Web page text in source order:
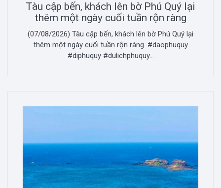
Tàu cập bến, khách lên bờ Phú Quý lại
thêm một ngày cuối tuần rộn ràng
(07/08/2026) Tàu cập bến, khách lên bờ Phú Quý lại
thêm một ngày cuối tuần rộn ràng. #daophuquy
#diphuquy #dulichphuquy...